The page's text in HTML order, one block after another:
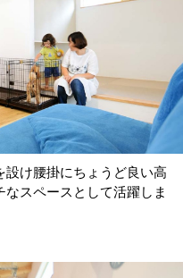
設け腰掛にちょうど良い高
スペースとして活躍しま